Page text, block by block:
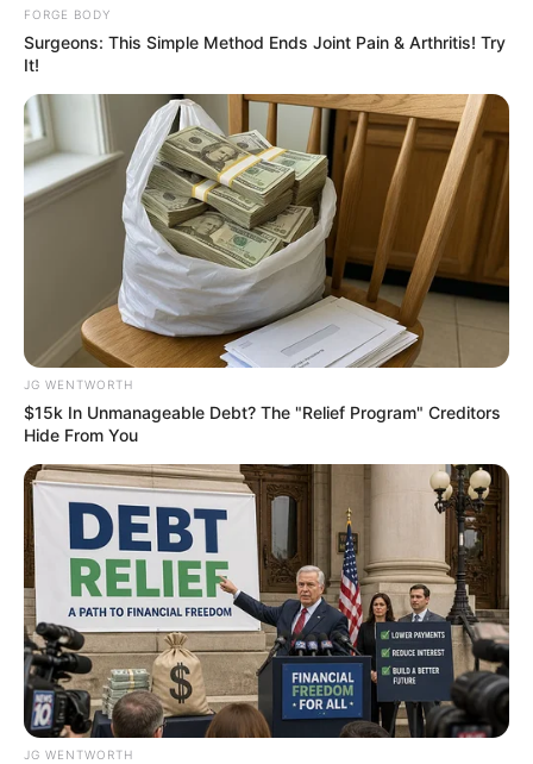
หนุ่มวันพุธ
อารมณ์ดี รักต้นไม้และสนใจเทคโนโลยีไปพร้อมๆ กัน เขา
รักการเจรจา สื่อสาร การแลกเปลี่ยนความคิดเห็น แถม
ยังเป็นหนุ่มที่มีความมั่นคงทางความคิด เพราะเขาจริงจัง
กับเรื่องโดยเฉพาะเรื่องความรัก เขาต้องการและเป็นรัก
เดียวด้วยนะ
how to get love
เขาชอบสาวฉลาด ไม่สวยไม่ว่า แต่ต้องเป็นคนที่พร้อมจะ
เคียงข้างและเป็นกำลังใจให้เข้าได้ตลอดเวลา หนุ่มวันพุธ
มักเริ่มต้นความรัก ด้วยการเป็นเพื่อน แต่เขาจะแพ้ความ
ดีและความจริงใจ สาวไหนอดทนรอได้ รับรองเขาเทใจให้
แถมมั่นคงสุดๆ
หนุ่มพฤหัสบดี
สาวที่มองหาหนุ่มโรแมนติก ไม่ควรมองข้ามหนุ่มวันนี้เด็ด
ขาด แถมหนุ่มวันพฤหัสยังเป็นหนุ่มที่มีเสน่ห์ในเรื่อง
อารมณ์ขันอีกด้วย เขาจะยิ้มหรือหัวเราะแบบเปิดเผยสุด
ฤทธิ์ นอกจากนั้นยังเป็นหนุ่มที่รักการเดินทาง เป็นชีวิต
จิตใจเพราะเขาน่ะ หลงเสน่ห์อิสระเสรีแห่งโลกกว้างเข้าซะ
แล้ว
FORGE BODY
Surgeons: This Simple Method Ends Joint Pain & Arthritis! Try
It!
JG WENTWORTH
$15k In Unmanageable Debt? The "Relief Program" Creditors
Hide From You
JG WENTWORTH